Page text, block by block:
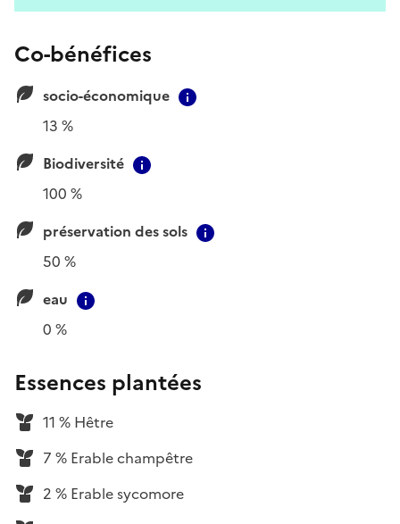
Co-bénéfices
socio-économique
13 %
Biodiversité
100 %
préservation des sols
50 %
eau
0 %
Essences plantées
11 % Hêtre
7 % Erable champêtre
2 % Erable sycomore